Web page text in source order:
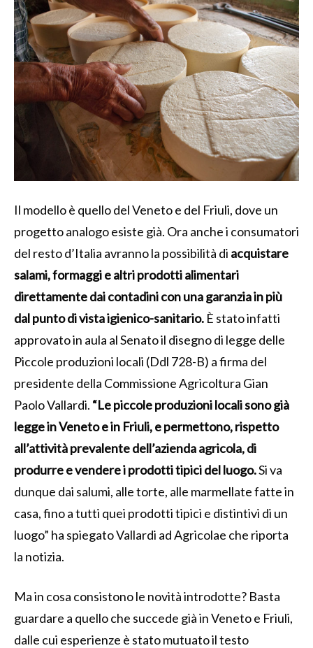
Il modello è quello del Veneto e del Friuli, dove un
progetto analogo esiste già. Ora anche i consumatori
del resto d’Italia avranno la possibilità di acquistare
salami, formaggi e altri prodotti alimentari
direttamente dai contadini con una garanzia in più
dal punto di vista igienico-sanitario. È stato infatti
approvato in aula al Senato il disegno di legge delle
Piccole produzioni locali (Ddl 728-B) a firma del
presidente della Commissione Agricoltura Gian
Paolo Vallardi. “Le piccole produzioni locali sono già
legge in Veneto e in Friuli, e permettono, rispetto
all’attività prevalente dell’azienda agricola, di
produrre e vendere i prodotti tipici del luogo.Si va
dunque dai salumi, alle torte, alle marmellate fatte in
casa, fino a tutti quei prodotti tipici e distintivi di un
luogo” ha spiegato Vallardi ad Agricolae che riporta
la notizia.
Ma in cosa consistono le novità introdotte? Basta
guardare a quello che succede già in Veneto e Friuli,
dalle cui esperienze è stato mutuato il testo